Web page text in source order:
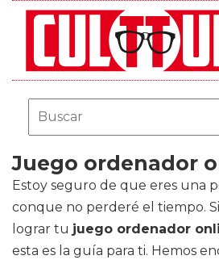
Juego ordenador
Estoy seguro de que eres una
conque no perderé el tiempo.
lograr tu juego ordenador
esta es la guía para ti. Hemos